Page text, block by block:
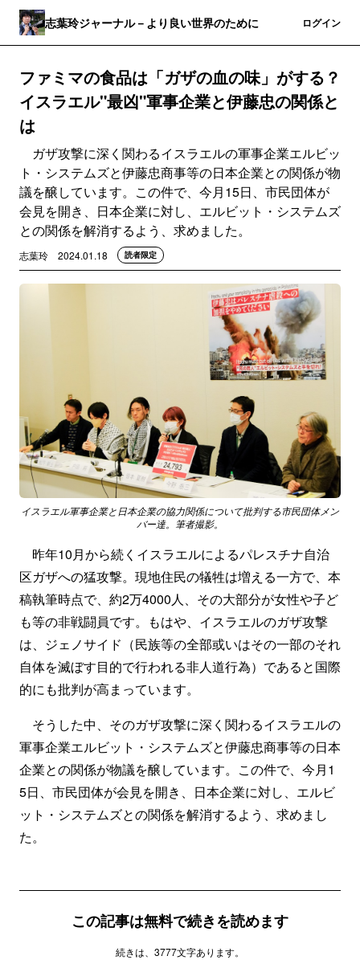
志葉玲ジャーナル－より良い世界のために ログイン
ファミマの食品は「ガザの血の味」がする？
イスラエル"最凶"軍事企業と伊藤忠の関係と
は
ガザ攻撃に深く関わるイスラエルの軍事企業エルビッ
ト・システムズと伊藤忠商事等の日本企業との関係が物
議を醸しています。この件で、今月15日、市民団体が
会見を開き、日本企業に対し、エルビット・システムズ
との関係を解消するよう、求めました。
志葉玲 2024.01.18 読者限定
イスラエル軍事企業と日本企業の協力関係について批判する市民団体メン
バー達。筆者撮影。
昨年10月から続くイスラエルによるパレスチナ自治
区ガザへの猛攻撃。現地住民の犠牲は増える一方で、本
稿執筆時点で、約2万4000人、その大部分が女性や子ど
も等の非戦闘員です。もはや、イスラエルのガザ攻撃
は、ジェノサイド（民族等の全部或いはその一部のそれ
自体を滅ぼす目的で行われる非人道行為）であると国際
的にも批判が高まっています。
そうした中、そのガザ攻撃に深く関わるイスラエルの
軍事企業エルビット・システムズと伊藤忠商事等の日本
企業との関係が物議を醸しています。この件で、今月1
5日、市民団体が会見を開き、日本企業に対し、エルビ
ット・システムズとの関係を解消するよう、求めまし
た。
この記事は無料で続きを読めます
続きは、3777文字あります。